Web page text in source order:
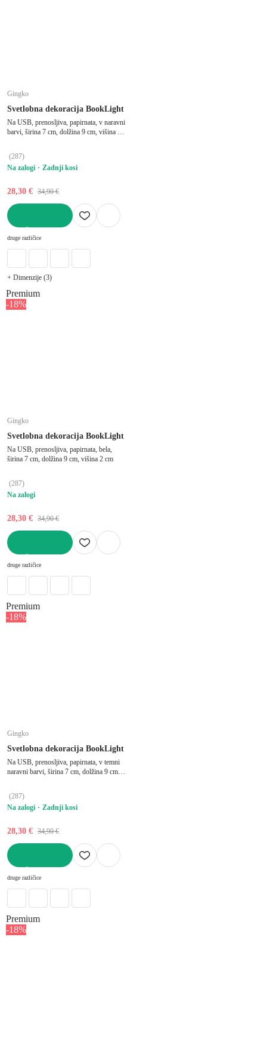
Gingko
Svetlobna dekoracija BookLight
Na USB, prenosljiva, papirnata, v naravni
barvi, širina 7 cm, dolžina 9 cm, višina 2
(287)
Na zalogi
Zadnji kosi
28,30 € 34,90 €
druge različice
+ Dimenzije (3)
Premium
-18%
Gingko
Svetlobna dekoracija BookLight
Na USB, prenosljiva, papirnata, bela,
širina 7 cm, dolžina 9 cm, višina 2 cm
(287)
Na zalogi
28,30 € 34,90 €
druge različice
Premium
-18%
Gingko
Svetlobna dekoracija BookLight
Na USB, prenosljiva, papirnata, v temni
naravni barvi, širina 7 cm, dolžina 9 cm,
(287)
Na zalogi
Zadnji kosi
28,30 € 34,90 €
druge različice
Premium
-18%